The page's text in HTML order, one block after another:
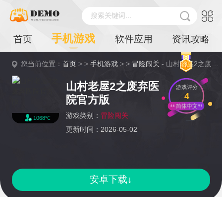
搜索关键词...
首页 手机游戏 软件应用 资讯攻略
您当前位置：首页 > >手机游戏 > > 冒险闯关 - 山村老屋2之废弃医院官方版详情
1068℃
山村老屋2之废弃医
院官方版
游戏类别： 冒险闯关
更新时间：2026-05-02
游戏评分
4
简体中文
安卓下载↓